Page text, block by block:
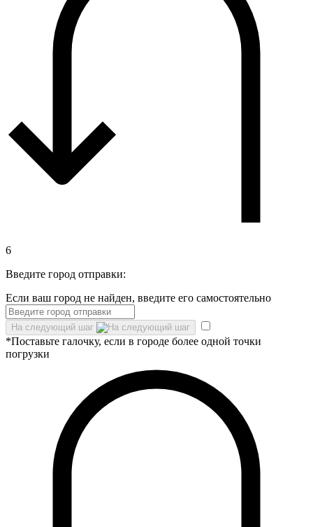
6
Введите город отправки:
Если ваш город не найден, введите его самостоятельно
На следующий шаг
*Поставьте галочку, если в городе более одной точки
погрузки